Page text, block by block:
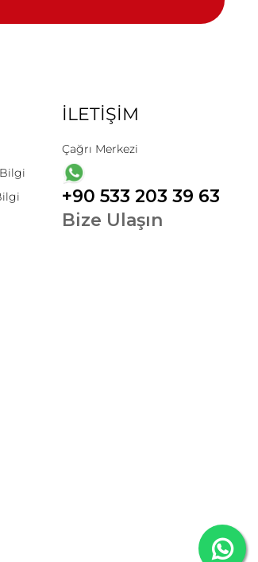
Bilgi
İLETİŞİM
Çağrı Merkezi
+90 533 203 39 63
Bize Ulaşın